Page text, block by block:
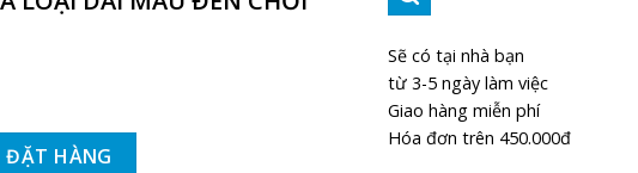
DÀI MÀU ĐEN CHƠI THỂ THAO số lượng
ĐẶT HÀNG
Sẽ có tại nhà bạn
từ 3-5 ngày làm việc
Giao hàng miễn phí
Hóa đơn trên 450.000đ